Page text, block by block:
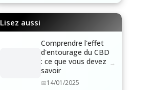
Lisez aussi
Comprendre l'effet
d'entourage du CBD
: ce que vous devez
savoir
14/01/2025